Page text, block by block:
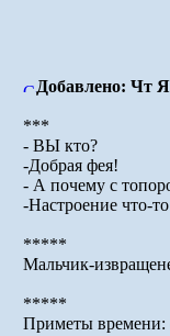
Добавлено: Чт
***
- ВЫ кто?
-Добрая фея!
- А почему с
-Настроение что-
*****
Мальчик-
*****
Приметы времени: